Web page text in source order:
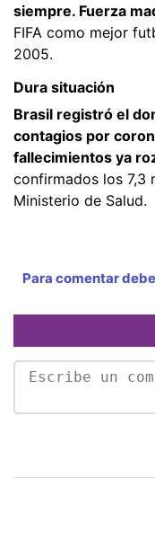
siempre. Fuerza
FIFA como mejor
2005.
Dura situación
Brasil registró el
contagios por
fallecimientos ya
confirmados los 7,3
Ministerio de Salud.
Para comentar